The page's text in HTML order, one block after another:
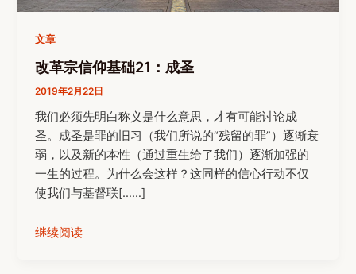
文章
改革宗信仰基础21：成圣
2019年2月22日
我们必须先明白称义是什么意思，才有可能讨论成
圣。成圣是罪的旧习（我们所说的“残留的罪”）逐渐衰
弱，以及新的本性（通过重生给了我们）逐渐加强的
一生的过程。为什么会这样？这同样的信心行动不仅
使我们与基督联[……]
继续阅读